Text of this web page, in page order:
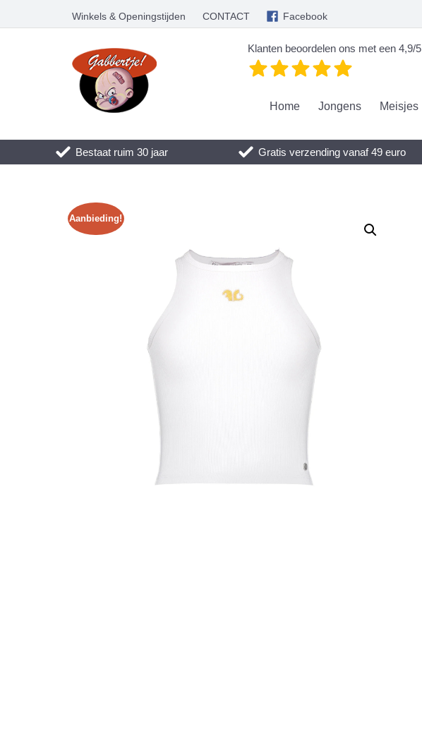
Winkels & Openingstijden CONTACT Facebook
Klanten beoordelen ons met een 4,9/5
Home Jongens Meisjes
Bestaat ruim 30 jaar Gratis verzending vanaf 49 euro
Aanbieding!